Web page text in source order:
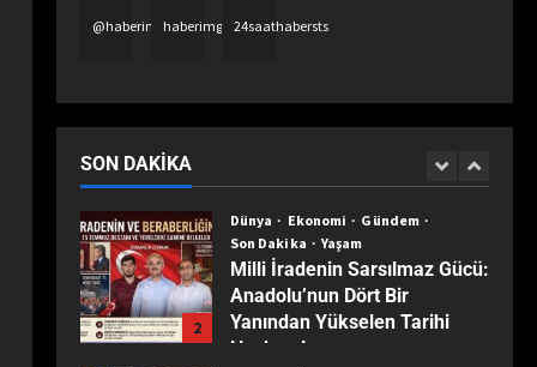
@haberimgazetehaberimgazetetv24saathabersts
SON DAKIKA
ZİRVEDE ISPARTA RÜZGÂRI!
2
Dünya Ekonomi
Gündem
Son Dakika
Yaşam
Milli İradenin Sarsılmaz Gücü:
Anadolu’nun Dört Bir
Yanından Yükselen Tarihi
Haykırış!